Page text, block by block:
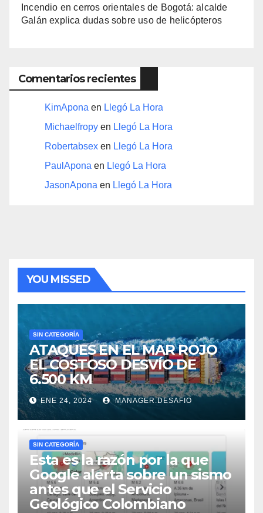
Incendio en cerros orientales de Bogotá: alcalde
Galán explica dudas sobre uso de helicópteros
Comentarios recientes
KimApona en Llegó La Hora
Michaelfropy en Llegó La Hora
Robertabsex en Llegó La Hora
PaulApona en Llegó La Hora
JasonApona en Llegó La Hora
YOU MISSED
SIN CATEGORÍA
ATAQUES EN EL MAR ROJO
EL COSTOSO DESVÍO DE
6.500 KM
ENE 24, 2024 MANAGER.DESAFIO
SIN CATEGORÍA
Esta es la razón por la que
Google alerta sobre un sismo
antes que el Servicio
Geológico Colombiano